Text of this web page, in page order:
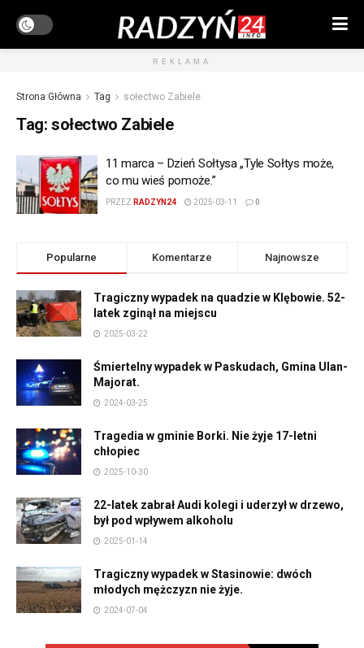
REKLAMA
Strona Główna Tag sołectwo Zabiele
Tag: sołectwo Zabiele
11 marca – Dzień Sołtysa „Tyle Sołtys może,
co mu wieś pomoże.”
PRZEZ RADZYN24 2025-03-11 0
Popularne Komentarze Najnowsze
Tragiczny wypadek na quadzie w Klębowie. 52-
latek zginął na miejscu
2025-03-22
Śmiertelny wypadek w Paskudach, Gmina Ulan-
Majorat.
2024-03-25
Tragedia w gminie Borki. Nie żyje 17-letni
chłopiec
2025-10-30
22-latek zabrał Audi kolegi i uderzył w drzewo,
był pod wpływem alkoholu
2025-01-14
Tragiczny wypadek w Stasinowie: dwóch
młodych mężczyzn nie żyje.
2024-07-04